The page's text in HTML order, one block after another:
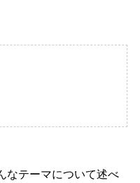
なテーマについて述べ